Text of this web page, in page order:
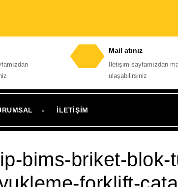
Mail atınız
İletişim sayfamızdan
ulaşabilirsiniz
İLETIŞIM
bims-briket-blok-